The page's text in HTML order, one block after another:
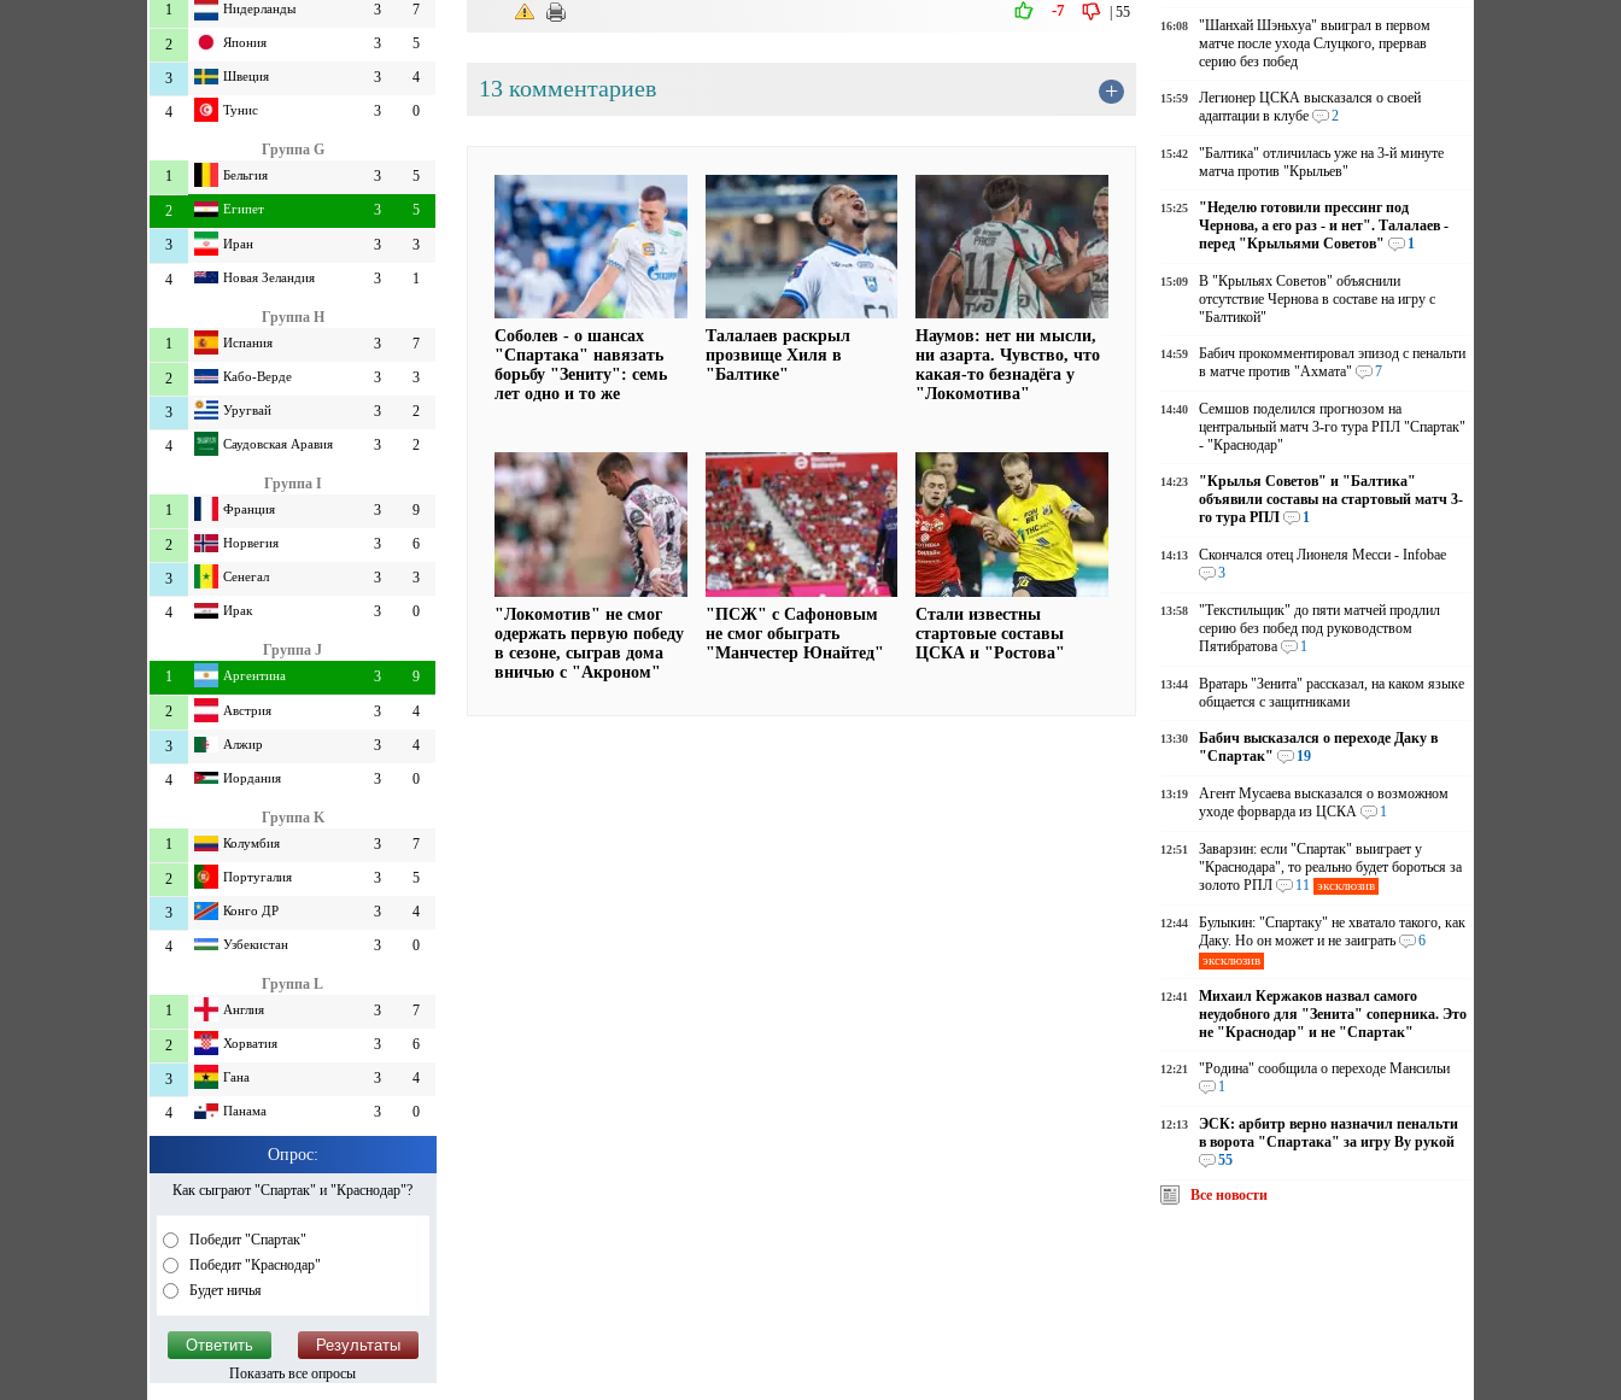
1
Нидерланды 3 7
2 Япония 3 5
3 Швеция 3 4
4 Тунис 3 0
Группа G
1
Бельгия 3 5
2 Египет 3 5
3 Иран 3 3
4 Новая Зеландия 3 1
Группа H
1
Испания 3 7
2 Кабо-Верде 3 3
3 Уругвай 3 2
4 Саудовская Аравия 3 2
Группа I
1
Франция 3 9
2 Норвегия 3 6
3 Сенегал 3 3
4 Ирак 3 0
Группа J
1
Аргентина 3 9
2 Австрия 3 4
3 Алжир 3 4
4 Иордания 3 0
Группа K
1
Колумбия 3 7
2 Португалия 3 5
3 Конго ДР 3 4
4 Узбекистан 3 0
Группа L
1
Англия 3 7
2 Хорватия 3 6
3 Гана 3 4
4 Панама 3 0
Опрос:
Как сыграют "Спартак" и "Краснодар"?
Победит "Спартак"
Победит "Краснодар"
Будет ничья
Показать все опросы
|55
-7
13 комментариев +
Соболев - о шансах
"Спартака" навязать
борьбу "Зениту": семь
лет одно и то же
Талалаев раскрыл
прозвище Хиля в
"Балтике"
Наумов: нет ни мысли,
ни азарта. Чувство, что
какая-то безнадёга у
"Локомотива"
"Локомотив" не смог
одержать первую победу
в сезоне, сыграв дома
вничью с "Акроном"
"ПСЖ" с Сафоновым
не смог обыграть
"Манчестер Юнайтед"
Стали известны
стартовые составы
ЦСКА и "Ростова"
16:08
"Шанхай Шэньхуа" выиграл в первом
матче после ухода Слуцкого, прервав
серию без побед
15:59
Легионер ЦСКА высказался о своей
адаптации в клубе
2
15:42
"Балтика" отличилась уже на 3-й минуте
матча против "Крыльев"
15:25
"Неделю готовили прессинг под
Чернова, а его раз - и нет". Талалаев -
перед "Крыльями Советов"
1
15:09
В "Крыльях Советов" объяснили
отсутствие Чернова в составе на игру с
"Балтикой"
14:59
Бабич прокомментировал эпизод с пенальти
в матче против "Ахмата"
7
14:40
Семшов поделился прогнозом на
центральный матч 3-го тура РПЛ "Спартак"
- "Краснодар"
14:23
"Крылья Советов" и "Балтика"
объявили составы на стартовый матч 3-
го тура РПЛ
1
14:13
Скончался отец Лионеля Месси - Infobae
3
13:58
"Текстильщик" до пяти матчей продлил
серию без побед под руководством
Пятибратова
1
13:44
Вратарь "Зенита" рассказал, на каком языке
общается с защитниками
13:30
Бабич высказался о переходе Даку в
"Спартак"
19
13:19
Агент Мусаева высказался о возможном
уходе форварда из ЦСКА
1
12:51
Заварзин: если "Спартак" выиграет у
"Краснодара", то реально будет бороться за
золото РПЛ
11 эксклюзив
12:44
Булыкин: "Спартаку" не хватало такого, как
Даку. Но он может и не заиграть
6
эксклюзив
12:41
Михаил Кержаков назвал самого
неудобного для "Зенита" соперника. Это
не "Краснодар" и не "Спартак"
12:21
"Родина" сообщила о переходе Мансильи
1
12:13
ЭСК: арбитр верно назначил пенальти
в ворота "Спартака" за игру Ву рукой
55
Все новости